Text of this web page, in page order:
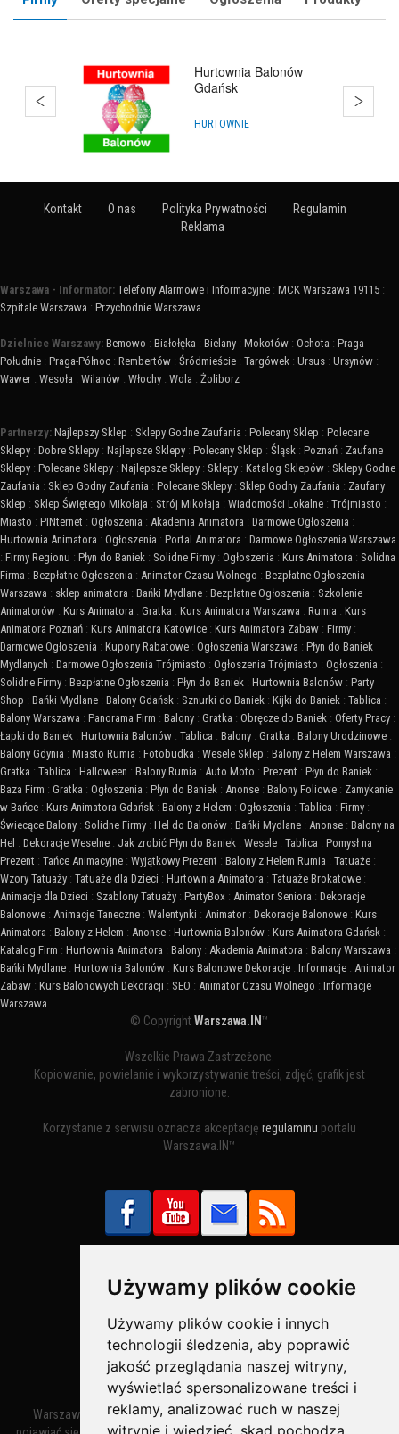
Używamy plików cookie
Używamy plików cookie i innych
technologii śledzenia, aby poprawić
jakość przeglądania naszej witryny,
wyświetlać spersonalizowane treści i
reklamy, analizować ruch w naszej
witrynie i wiedzieć, skąd pochodzą
Hurtownia Balonów
HURTOWNIE
Kontakt O nas Polityka Prywatności
Regulamin
Reklama
Warszawa - Informator: Telefony Alarmowe i Informacyjne : MCK Warszawa 19115 :
Szpitale Warszawa : Przychodnie Warszawa
Dzielnice Warszawy: Bemowo : Białołęka : Bielany : Mokotów : Ochota : Praga-
Południe : Praga-Północ : Rembertów : Śródmieście : Targówek : Ursus : Ursynów :
Wawer : Wesoła : Wilanów : Włochy : Wola : Żoliborz
Partnerzy: Najlepszy Sklep : Sklepy Godne Zaufania : Polecany Sklep : Polecane
Sklepy : Dobre Sklepy : Najlepsze Sklepy : Polecany Sklep : Śląsk : Poznań : Zaufane
Sklepy : Polecane Sklepy : Najlepsze Sklepy : Sklepy : Katalog Sklepów : Sklepy Godne
Zaufania : Sklep Godny Zaufania : Polecane Sklepy : Sklep Godny Zaufania : Zaufany
Sklep : Sklep Świętego Mikołaja : Strój Mikołaja : Wiadomości Lokalne : Trójmiasto :
Miasto : PINternet : Ogłoszenia : Akademia Animatora : Darmowe Ogłoszenia :
Hurtownia Animatora : Ogłoszenia : Portal Animatora : Darmowe Ogłoszenia Warszawa
: Firmy Regionu : Płyn do Baniek : Solidne Firmy : Ogłoszenia : Kurs Animatora : Solidna
Firma : Bezpłatne Ogłoszenia : Animator Czasu Wolnego : Bezpłatne Ogłoszenia
Warszawa : sklep animatora : Bańki Mydlane : Bezpłatne Ogłoszenia : Szkolenie
Animatorów : Kurs Animatora : Gratka : Kurs Animatora Warszawa : Rumia : Kurs
Animatora Poznań : Kurs Animatora Katowice : Kurs Animatora Zabaw : Firmy :
Darmowe Ogłoszenia : Kupony Rabatowe : Ogłoszenia Warszawa : Płyn do Baniek
Mydlanych : Darmowe Ogłoszenia Trójmiasto : Ogłoszenia Trójmiasto : Ogłoszenia :
Solidne Firmy : Bezpłatne Ogłoszenia : Płyn do Baniek : Hurtownia Balonów : Party
Shop : Bańki Mydlane : Balony Gdańsk : Sznurki do Baniek : Kijki do Baniek : Tablica :
Balony Warszawa : Panorama Firm : Balony : Gratka : Obręcze do Baniek : Oferty Pracy :
Łapki do Baniek : Hurtownia Balonów : Tablica : Balony : Gratka : Balony Urodzinowe :
Balony Gdynia : Miasto Rumia : Fotobudka : Wesele Sklep : Balony z Helem Warszawa :
Gratka : Tablica : Halloween : Balony Rumia : Auto Moto : Prezent : Płyn do Baniek :
Baza Firm : Gratka : Ogłoszenia : Płyn do Baniek : Anonse : Balony Foliowe : Zamykanie
w Bańce : Kurs Animatora Gdańsk : Balony z Helem : Ogłoszenia : Tablica : Firmy :
Świecące Balony : Solidne Firmy : Hel do Balonów : Bańki Mydlane : Anonse : Balony na
Hel : Dekoracje Weselne : Jak zrobić Płyn do Baniek : Wesele : Tablica : Pomysł na
Prezent : Tańce Animacyjne : Wyjątkowy Prezent : Balony z Helem Rumia : Tatuaże :
Wzory Tatuaży : Tatuaże dla Dzieci : Hurtownia Animatora : Tatuaże Brokatowe :
Animacje dla Dzieci : Szablony Tatuaży : PartyBox : Animator Seniora : Dekoracje
Balonowe : Animacje Taneczne : Walentynki : Animator : Dekoracje Balonowe : Kurs
Animatora : Balony z Helem : Anonse : Hurtownia Balonów : Kurs Animatora Gdańsk :
Katalog Firm : Hurtownia Animatora : Balony : Akademia Animatora : Balony Warszawa :
Bańki Mydlane : Hurtownia Balonów : Kurs Balonowe Dekoracje : Informacje : Animator
Zabaw : Kurs Balonowych Dekoracji : SEO : Animator Czasu Wolnego : Informacje
Warszawa
© CopyrightWarszawa.IN ™
Wszelkie Prawa Zastrzeżone.
Kopiowanie, powielanie i wykorzystywanie treści, zdjęć, grafik jest
zabronione.
Korzystanie z serwisu oznacza akceptację regulaminu portalu
Warszawa.IN™
Bezpieczne Płatności obsługuje:
Warszawa – miasto stołeczne Warszawa. Nazwa miasta zaczęła